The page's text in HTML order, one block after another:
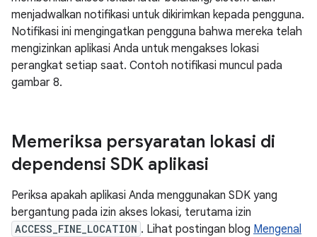
menjadwalkan notifikasi untuk dikirimkan kepada pengguna.
Notifikasi ini mengingatkan pengguna bahwa mereka telah
mengizinkan aplikasi Anda untuk mengakses lokasi
perangkat setiap saat. Contoh notifikasi muncul pada
gambar 8.
Memeriksa persyaratan lokasi di
dependensi SDK aplikasi
Periksa apakah aplikasi Anda menggunakan SDK yang
bergantung pada izin akses lokasi, terutama izin
ACCESS_FINE_LOCATION . Lihat postingan blog Mengenal